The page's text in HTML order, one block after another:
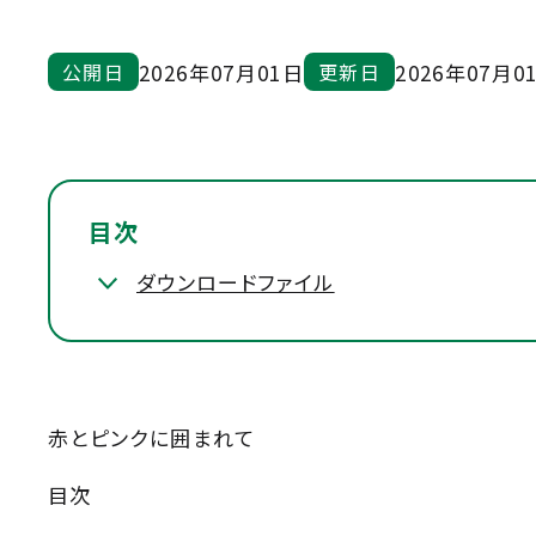
公開日 2026年07月01日 更新日 2026年07月
目次
ダウンロードファイル
赤とピンクに囲まれて
目次